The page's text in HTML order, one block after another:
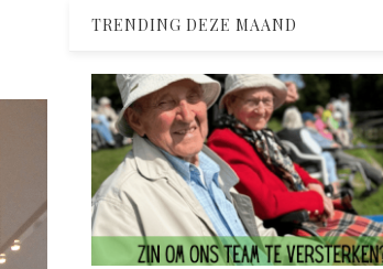
TRENDING DEZE MAAND